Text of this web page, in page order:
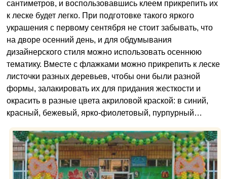
сантиметров, и воспользовавшись клеем прикрепить их
к леске будет легко. При подготовке такого яркого
украшения с первому сентября не стоит забывать, что
на дворе осенний день, и для обдумывания
дизайнерского стиля можно использовать осеннюю
тематику. Вместе с флажками можно прикрепить к леске
листочки разных деревьев, чтобы они были разной
формы, залакировать их для придания жесткости и
окрасить в разные цвета акриловой краской: в синий,
красный, бежевый, ярко-фиолетовый, пурпурный…